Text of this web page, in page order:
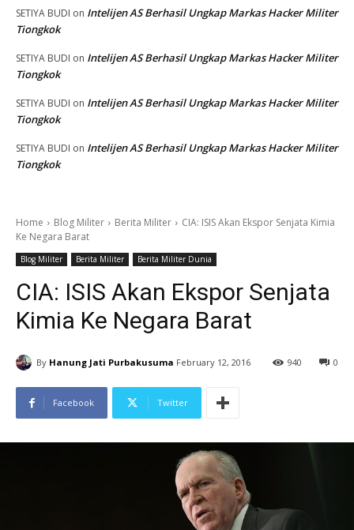
SETIYA BUDI on Intelijen AS Berhasil Ungkap Markas Hacker Militer
Tiongkok
SETIYA BUDI on Intelijen AS Berhasil Ungkap Markas Hacker Militer
Tiongkok
SETIYA BUDI on Intelijen AS Berhasil Ungkap Markas Hacker Militer
Tiongkok
SETIYA BUDI on Intelijen AS Berhasil Ungkap Markas Hacker Militer
Tiongkok